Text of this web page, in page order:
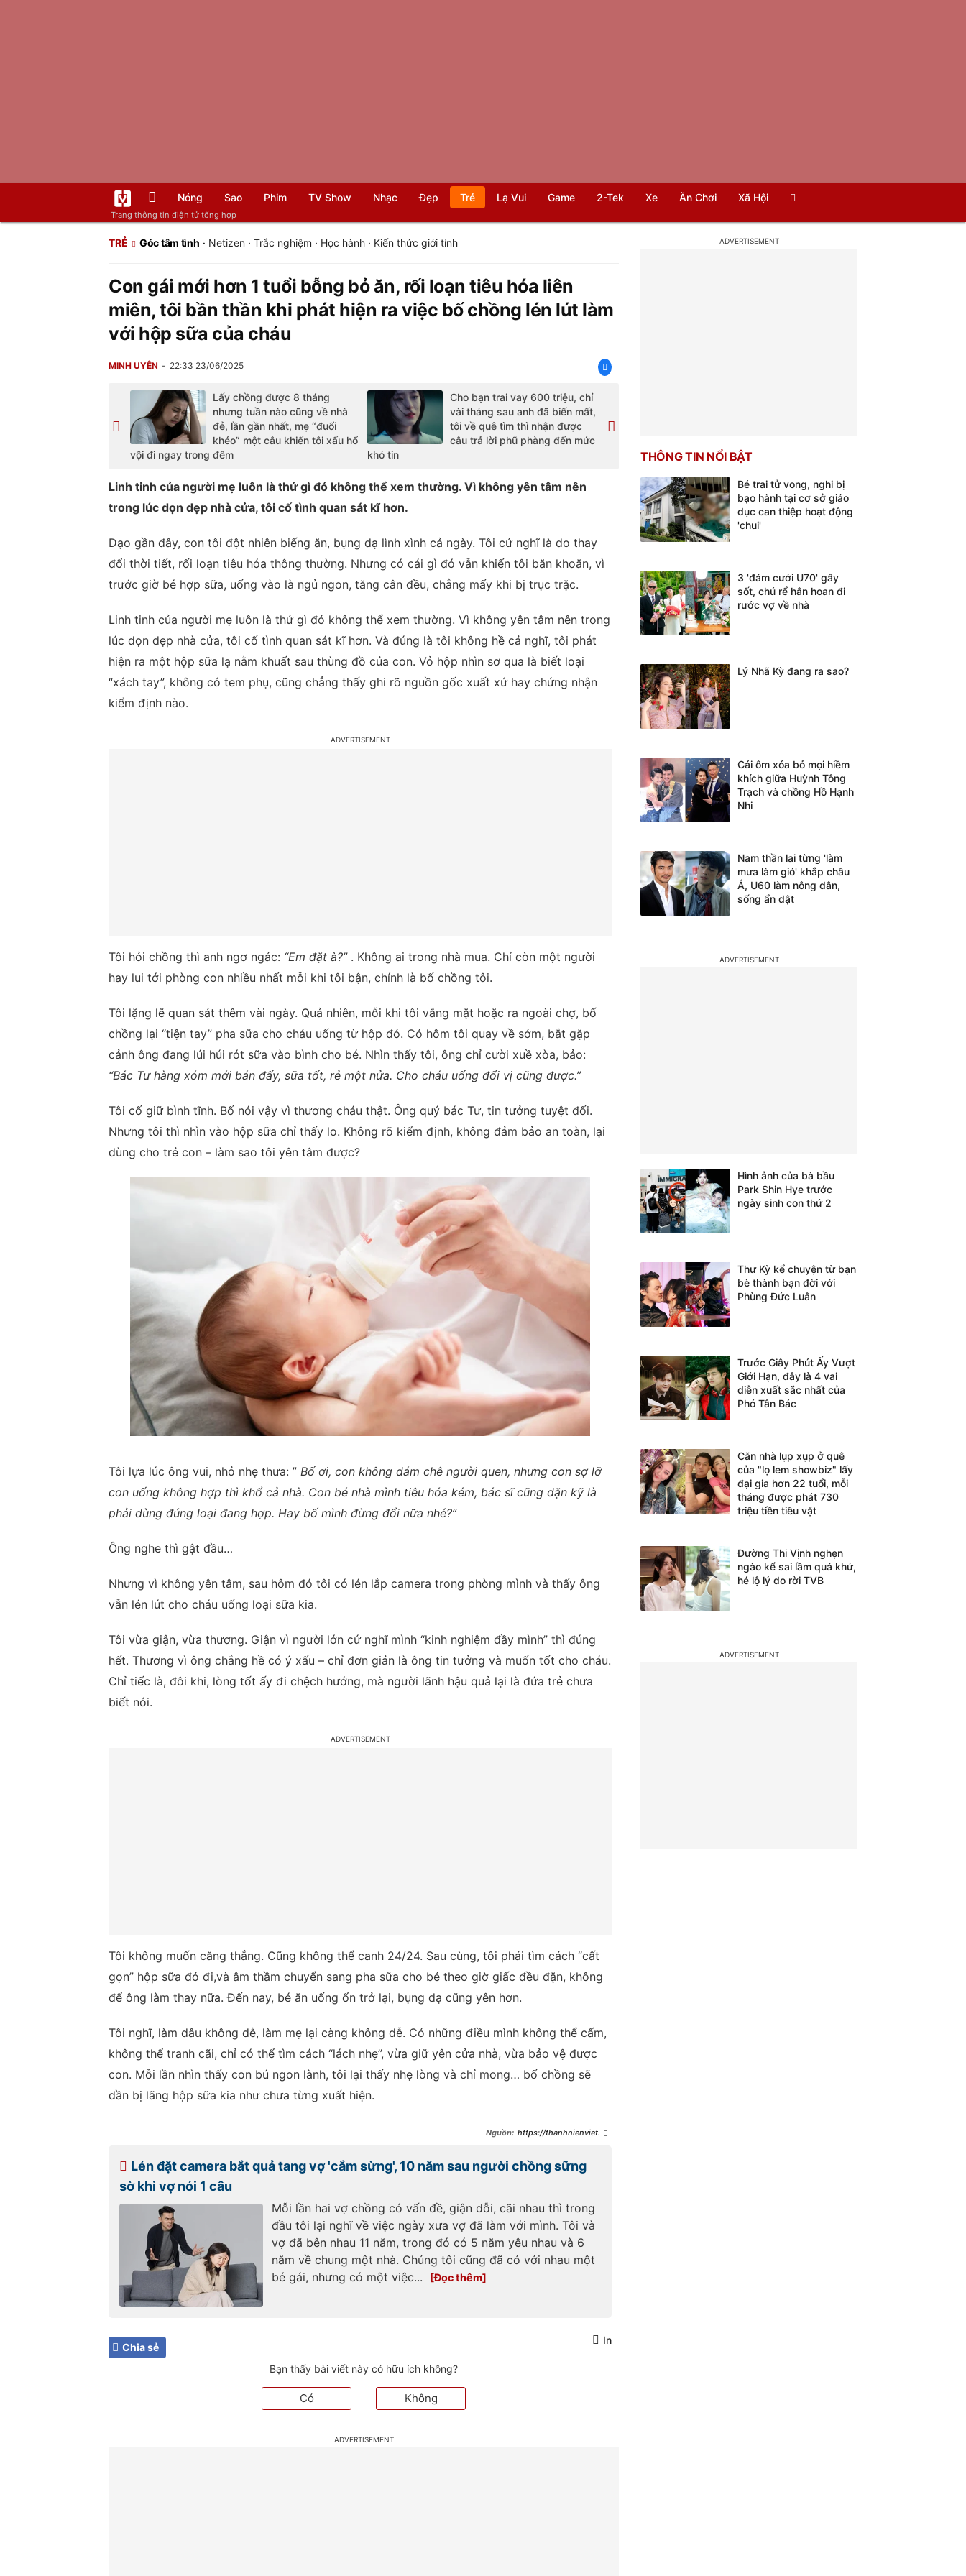
Trang thông tin điện tử tổng hợp
Nóng Sao Phim TV Show Nhạc Đẹp Trẻ Lạ Vui Game 2-Tek Xe Ăn Chơi Xã Hội
TRẺ Góc tâm tình · Netizen ·Trắc nghiệm · Học hành · Kiến thức giới tính
Con gái mới hơn 1 tuổi bỗng bỏ ăn, rối loạn tiêu hóa liên
miên, tôi bần thần khi phát hiện ra việc bố chồng lén lút làm
với hộp sữa của cháu
MINH UYÊN 22:33 23/06/2025
Lấy chồng được 8 tháng
nhưng tuần nào cũng về nhà
đẻ, lần gần nhất, mẹ “đuổi
khéo” một câu khiến tôi xấu hổ
vội đi ngay trong đêm
Cho bạn trai vay 600 triệu, chỉ
vài tháng sau anh đã biến mất,
tôi về quê tìm thì nhận được
câu trả lời phũ phàng đến mức
khó tin
Linh tinh của người mẹ luôn là thứ gì đó không thể xem thường. Vì không yên tâm nên
trong lúc dọn dẹp nhà cửa, tôi cố tình quan sát kĩ hơn.
Dạo gần đây, con tôi đột nhiên biếng ăn, bụng dạ lình xình cả ngày. Tôi cứ nghĩ là do thay
đổi thời tiết, rối loạn tiêu hóa thông thường. Nhưng có cái gì đó vẫn khiến tôi băn khoăn, vì
trước giờ bé hợp sữa, uống vào là ngủ ngon, tăng cân đều, chẳng mấy khi bị trục trặc.
Linh tinh của người mẹ luôn là thứ gì đó không thể xem thường. Vì không yên tâm nên trong
lúc dọn dẹp nhà cửa, tôi cố tình quan sát kĩ hơn. Và đúng là tôi không hề cả nghĩ, tôi phát
hiện ra một hộp sữa lạ nằm khuất sau thùng đồ của con. Vỏ hộp nhìn sơ qua là biết loại
“xách tay”, không có tem phụ, cũng chẳng thấy ghi rõ nguồn gốc xuất xứ hay chứng nhận
kiểm định nào.
Tôi hỏi chồng thì anh ngơ ngác: “Em đặt à?” . Không ai trong nhà mua. Chỉ còn một người
hay lui tới phòng con nhiều nhất mỗi khi tôi bận, chính là bố chồng tôi.
Tôi lặng lẽ quan sát thêm vài ngày. Quả nhiên, mỗi khi tôi vắng mặt hoặc ra ngoài chợ, bố
chồng lại “tiện tay” pha sữa cho cháu uống từ hộp đó. Có hôm tôi quay về sớm, bắt gặp
cảnh ông đang lúi húi rót sữa vào bình cho bé. Nhìn thấy tôi, ông chỉ cười xuề xòa, bảo:
“Bác Tư hàng xóm mới bán đấy, sữa tốt, rẻ một nửa. Cho cháu uống đổi vị cũng được.”
Tôi cố giữ bình tĩnh. Bố nói vậy vì thương cháu thật. Ông quý bác Tư, tin tưởng tuyệt đối.
Nhưng tôi thì nhìn vào hộp sữa chỉ thấy lo. Không rõ kiểm định, không đảm bảo an toàn, lại
dùng cho trẻ con – làm sao tôi yên tâm được?
Tôi lựa lúc ông vui, nhỏ nhẹ thưa: ” Bố ơi, con không dám chê người quen, nhưng con sợ lỡ
con uống không hợp thì khổ cả nhà. Con bé nhà mình tiêu hóa kém, bác sĩ cũng dặn kỹ là
phải dùng đúng loại đang hợp. Hay bố mình đừng đổi nữa nhé?”
Ông nghe thì gật đầu…
Nhưng vì không yên tâm, sau hôm đó tôi có lén lắp camera trong phòng mình và thấy ông
vẫn lén lút cho cháu uống loại sữa kia.
Tôi vừa giận, vừa thương. Giận vì người lớn cứ nghĩ mình “kinh nghiệm đầy mình” thì đúng
hết. Thương vì ông chẳng hề có ý xấu – chỉ đơn giản là ông tin tưởng và muốn tốt cho cháu.
Chỉ tiếc là, đôi khi, lòng tốt ấy đi chệch hướng, mà người lãnh hậu quả lại là đứa trẻ chưa
biết nói.
Tôi không muốn căng thẳng. Cũng không thể canh 24/24. Sau cùng, tôi phải tìm cách “cất
gọn” hộp sữa đó đi,và âm thầm chuyển sang pha sữa cho bé theo giờ giấc đều đặn, không
để ông làm thay nữa. Đến nay, bé ăn uống ổn trở lại, bụng dạ cũng yên hơn.
Tôi nghĩ, làm dâu không dễ, làm mẹ lại càng không dễ. Có những điều mình không thể cấm,
không thể tranh cãi, chỉ có thể tìm cách “lách nhẹ”, vừa giữ yên cửa nhà, vừa bảo vệ được
con. Mỗi lần nhìn thấy con bú ngon lành, tôi lại thấy nhẹ lòng và chỉ mong… bố chồng sẽ
dần bị lãng hộp sữa kia như chưa từng xuất hiện.
https://thanhnienviet.vn
mien-toi-ban-than-khi-phat-
hien-ra-viec-bo-chong-len-lut-
Lén đặt camera bắt quả tang vợ 'cắm sừng', 10 năm sau người chồng sững
sờ khi vợ nói 1 câu
Mỗi lần hai vợ chồng có vấn đề, giận dỗi, cãi nhau thì trong
đầu tôi lại nghĩ về việc ngày xưa vợ đã làm với mình. Tôi và
vợ đã bên nhau 11 năm, trong đó có 5 năm yêu nhau và 6
năm về chung một nhà. Chúng tôi cũng đã có với nhau một
bé gái, nhưng có một việc...
In
Chia sẻ
Bạn thấy bài viết này có hữu ích không?
Có Không
THÔNG TIN NỔI BẬT
Bé trai tử vong, nghi bị
bạo hành tại cơ sở giáo
dục can thiệp hoạt động
'chui'
3 'đám cưới U70' gây
sốt, chú rể hân hoan đi
rước vợ về nhà
Lý Nhã Kỳ đang ra sao?
Cái ôm xóa bỏ mọi hiềm
khích giữa Huỳnh Tông
Trạch và chồng Hồ Hạnh
Nhi
Nam thần lai từng 'làm
mưa làm gió' khắp châu
Á, U60 làm nông dân,
sống ẩn dật
Hình ảnh của bà bầu
Park Shin Hye trước
ngày sinh con thứ 2
Thư Kỳ kể chuyện từ bạn
bè thành bạn đời với
Phùng Đức Luân
Trước Giây Phút Ấy Vượt
Giới Hạn, đây là 4 vai
diễn xuất sắc nhất của
Phó Tân Bác
Căn nhà lụp xụp ở quê
của "lọ lem showbiz" lấy
đại gia hơn 22 tuổi, mỗi
tháng được phát 730
triệu tiền tiêu vặt
Đường Thi Vịnh nghẹn
ngào kể sai lầm quá khứ,
hé lộ lý do rời TVB